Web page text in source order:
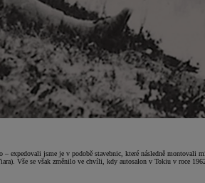
expedovali jsme je v podobě stavebnic, které následně
Vše se však změnilo ve chvíli, kdy autosalon v Tokiu v roce